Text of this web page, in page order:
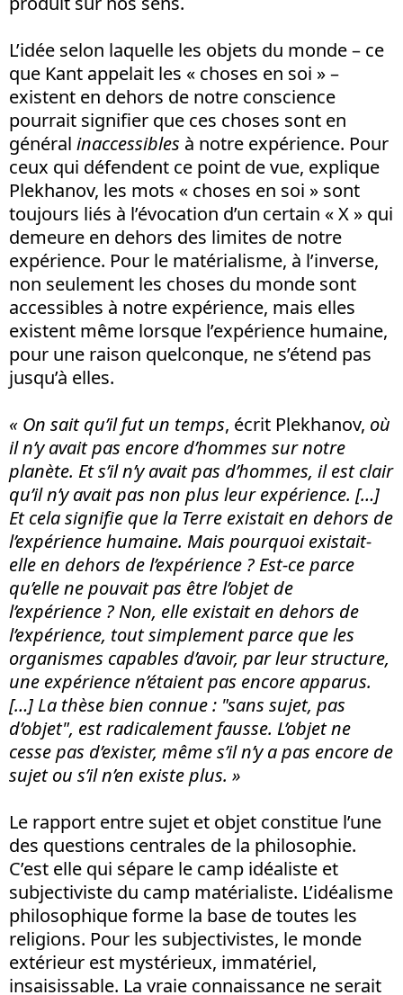
L’idée selon laquelle les objets du monde – ce
que Kant appelait les « choses en soi » –
existent en dehors de notre conscience
pourrait signifier que ces choses sont en
général inaccessibles à notre expérience. Pour
ceux qui défendent ce point de vue, explique
Plekhanov, les mots « choses en soi » sont
toujours liés à l’évocation d’un certain « X » qui
demeure en dehors des limites de notre
expérience. Pour le matérialisme, à l’inverse,
non seulement les choses du monde sont
accessibles à notre expérience, mais elles
existent même lorsque l’expérience humaine,
pour une raison quelconque, ne s’étend pas
jusqu’à elles.
« On sait qu’il fut un temps, écrit Plekhanov, où
il n’y avait pas encore d’hommes sur notre
planète. Et s’il n’y avait pas d’hommes, il est clair
qu’il n’y avait pas non plus leur expérience. […]
Et cela signifie que la Terre existait en dehors de
l’expérience humaine. Mais pourquoi existait-
elle en dehors de l’expérience ? Est-ce parce
qu’elle ne pouvait pas être l’objet de
l’expérience ? Non, elle existait en dehors de
l’expérience, tout simplement parce que les
organismes capables d’avoir, par leur structure,
une expérience n’étaient pas encore apparus.
[…] La thèse bien connue : "sans sujet, pas
d’objet", est radicalement fausse. L’objet ne
cesse pas d’exister, même s’il n’y a pas encore de
sujet ou s’il n’en existe plus. »
Le rapport entre sujet et objet constitue l’une
des questions centrales de la philosophie.
C’est elle qui sépare le camp idéaliste et
subjectiviste du camp matérialiste. L’idéalisme
philosophique forme la base de toutes les
religions. Pour les subjectivistes, le monde
extérieur est mystérieux, immatériel,
insaisissable. La vraie connaissance ne serait